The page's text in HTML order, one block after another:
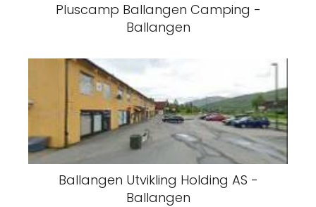
Pluscamp Ballangen Camping -
Ballangen
Ballangen Utvikling Holding AS -
Ballangen